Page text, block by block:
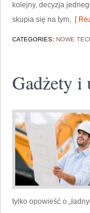
kolejny, decyzja
skupia się na tym, [
CATEGORIES: NOWE
Gadżety i
tylko opowieść o